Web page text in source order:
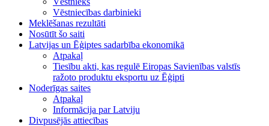
Vēstniecības darbinieki
Meklēšanas rezultāti
Nosūtīt šo saiti
Latvijas un Ēģiptes sadarbība ekonomikā
Atpakaļ
Tiesību akti, kas regulē Eiropas Savienības valstīs
ražoto produktu eksportu uz Ēģipti
Noderīgas saites
Atpakaļ
Informācija par Latviju
Divpusējās attiecības